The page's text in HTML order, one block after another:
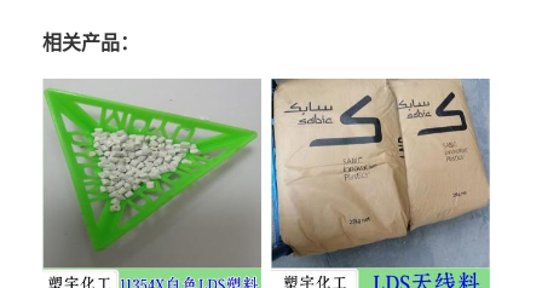
相关产品：